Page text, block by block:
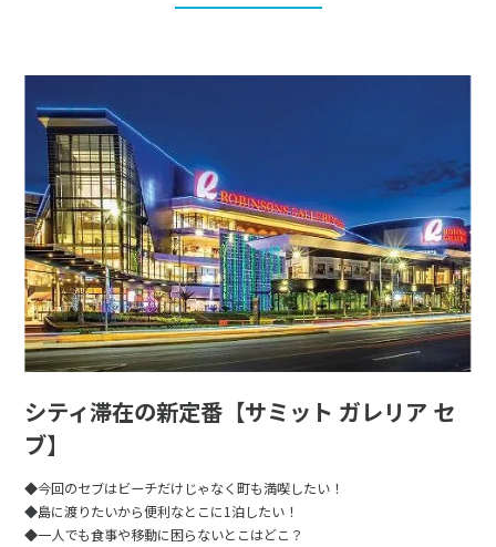
シティ滞在の新定番【サミット ガレリア セ
ブ】
◆今回のセブはビーチだけじゃなく町も満喫したい！
◆島に渡りたいから便利なとこに1泊したい！
◆一人でも食事や移動に困らないとこはどこ？